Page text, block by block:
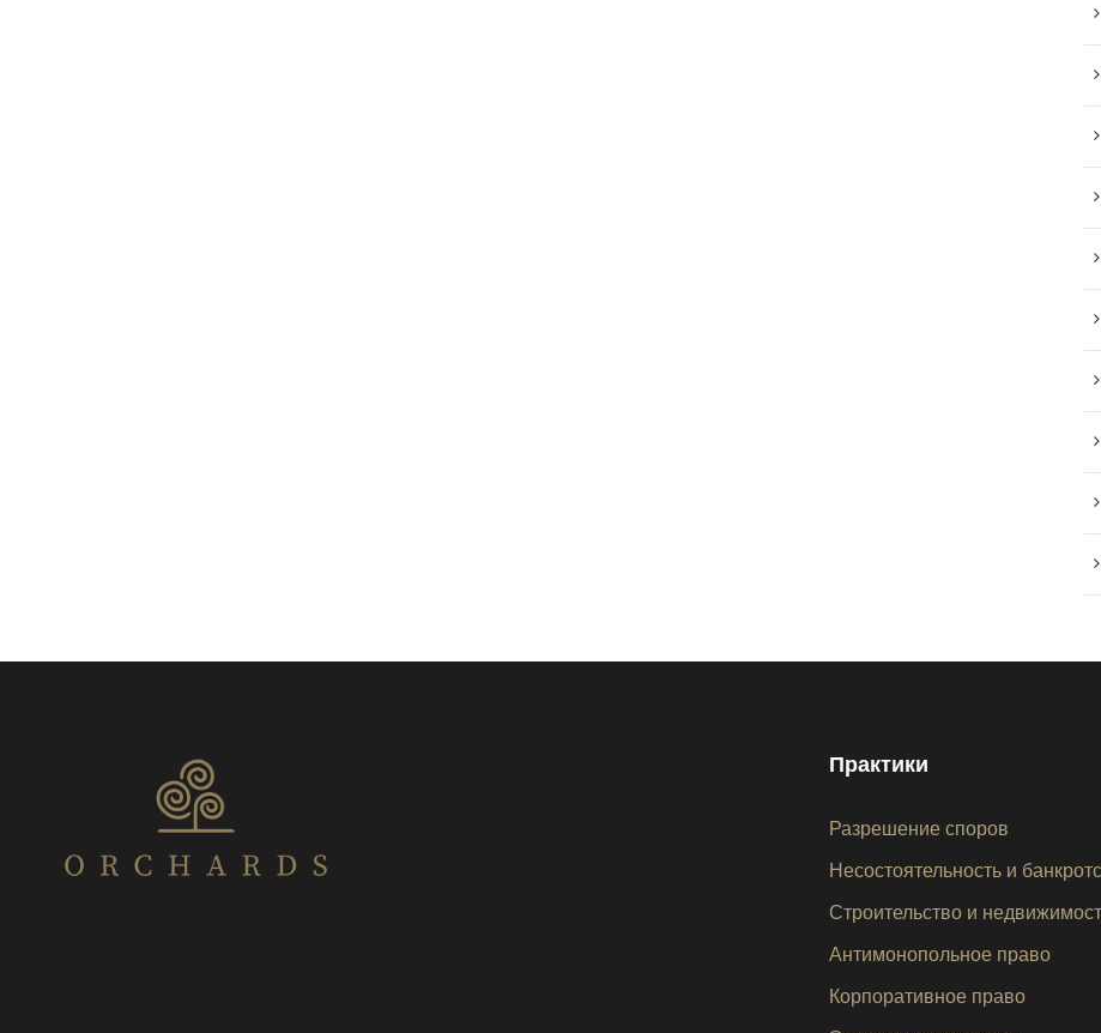
Практики
Разрешение споров
Несостоятельность и
Строительство и
Антимонопольное право
Корпоративное право